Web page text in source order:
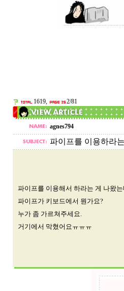
1619, 2/81
agnes794
파이프를 이용하라
파이프를 이용해서 하라는 게 나왔는
파이프가 키보드에서 뭔가요?
누가 좀 가르쳐주세요.
거기에서 막혔어요ㅠㅠㅠ